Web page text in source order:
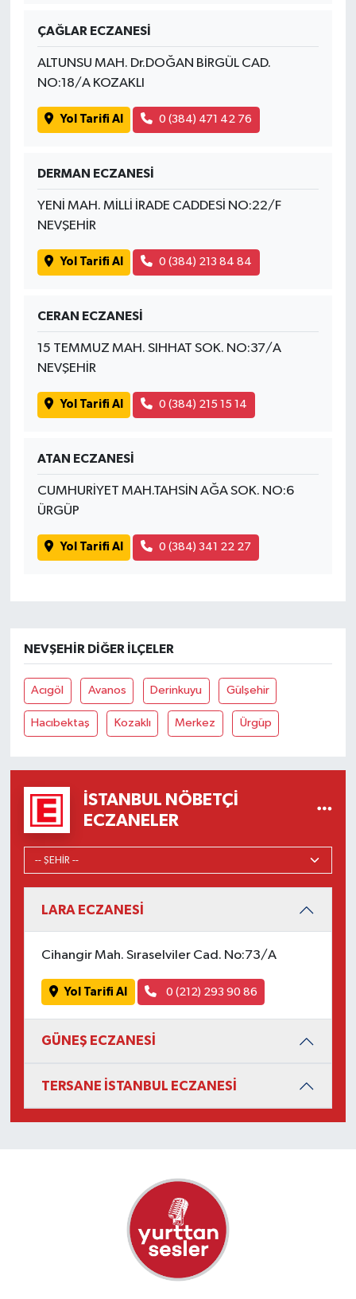
ÇAĞLAR ECZANESİ
ALTUNSU MAH. Dr.DOĞAN BİRGÜL CAD.
NO:18/A KOZAKLI
Yol Tarifi Al 0 (384) 471 42 76
DERMAN ECZANESİ
YENİ MAH. MİLLİ İRADE CADDESİ NO:22/F
NEVŞEHİR
Yol Tarifi Al 0 (384) 213 84 84
CERAN ECZANESİ
15 TEMMUZ MAH. SIHHAT SOK. NO:37/A
NEVŞEHİR
Yol Tarifi Al 0 (384) 215 15 14
ATAN ECZANESİ
CUMHURİYET MAH.TAHSİN AĞA SOK. NO:6
ÜRGÜP
Yol Tarifi Al 0 (384) 341 22 27
NEVŞEHIR DIĞER İLÇELER
Acıgöl Avanos Derinkuyu Gülşehir
Hacıbektaş Kozaklı Merkez Ürgüp
İSTANBUL NÖBETÇI
ECZANELER
LARA ECZANESİ
Cihangir Mah. Sıraselviler Cad. No:73/A
Yol Tarifi Al 0 (212) 293 90 86
GÜNEŞ ECZANESİ
TERSANE İSTANBUL ECZANESİ